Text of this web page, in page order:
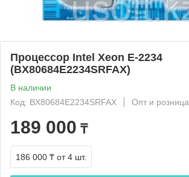
Процессор Intel Xeon E-2234
(BX80684E2234SRFAX)
В наличии
Код: BX80684E2234SRFAX
Опт и розница
189 000 ₸
186 000 ₸ от 4 шт.